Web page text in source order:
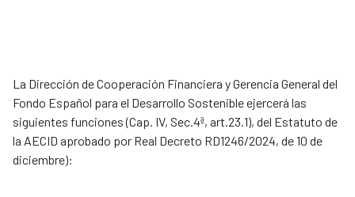
La Dirección de Cooperación Financiera y Gerencia General del
Fondo Español para el Desarrollo Sostenible ejercerá las
siguientes funciones (Cap. IV, Sec.4ª, art.23.1), del Estatuto de
la AECID aprobado por Real Decreto RD1246/2024, de 10 de
diciembre):